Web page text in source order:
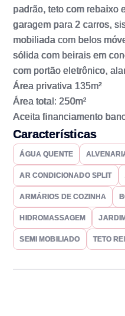
padrão, teto com rebaixo
garagem para 2 carros,
mobiliada com belos
sólida com beirais em
com portão eletrônico,
Área privativa 135m²
Área total: 250m²
Aceita financiamento
Características
ÁGUA QUENTE
AR CONDICIONADO SPLIT
ARMÁRIOS DE COZINHA
HIDROMASSAGEM
SEMI MOBILIADO TETO